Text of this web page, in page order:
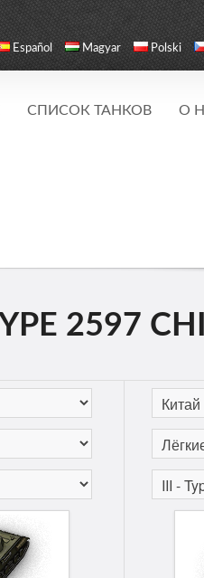
Español Magyar Polski
СПИСОК ТАНКОВ О
2597